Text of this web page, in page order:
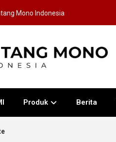
Mono Indonesia
Produk Berita